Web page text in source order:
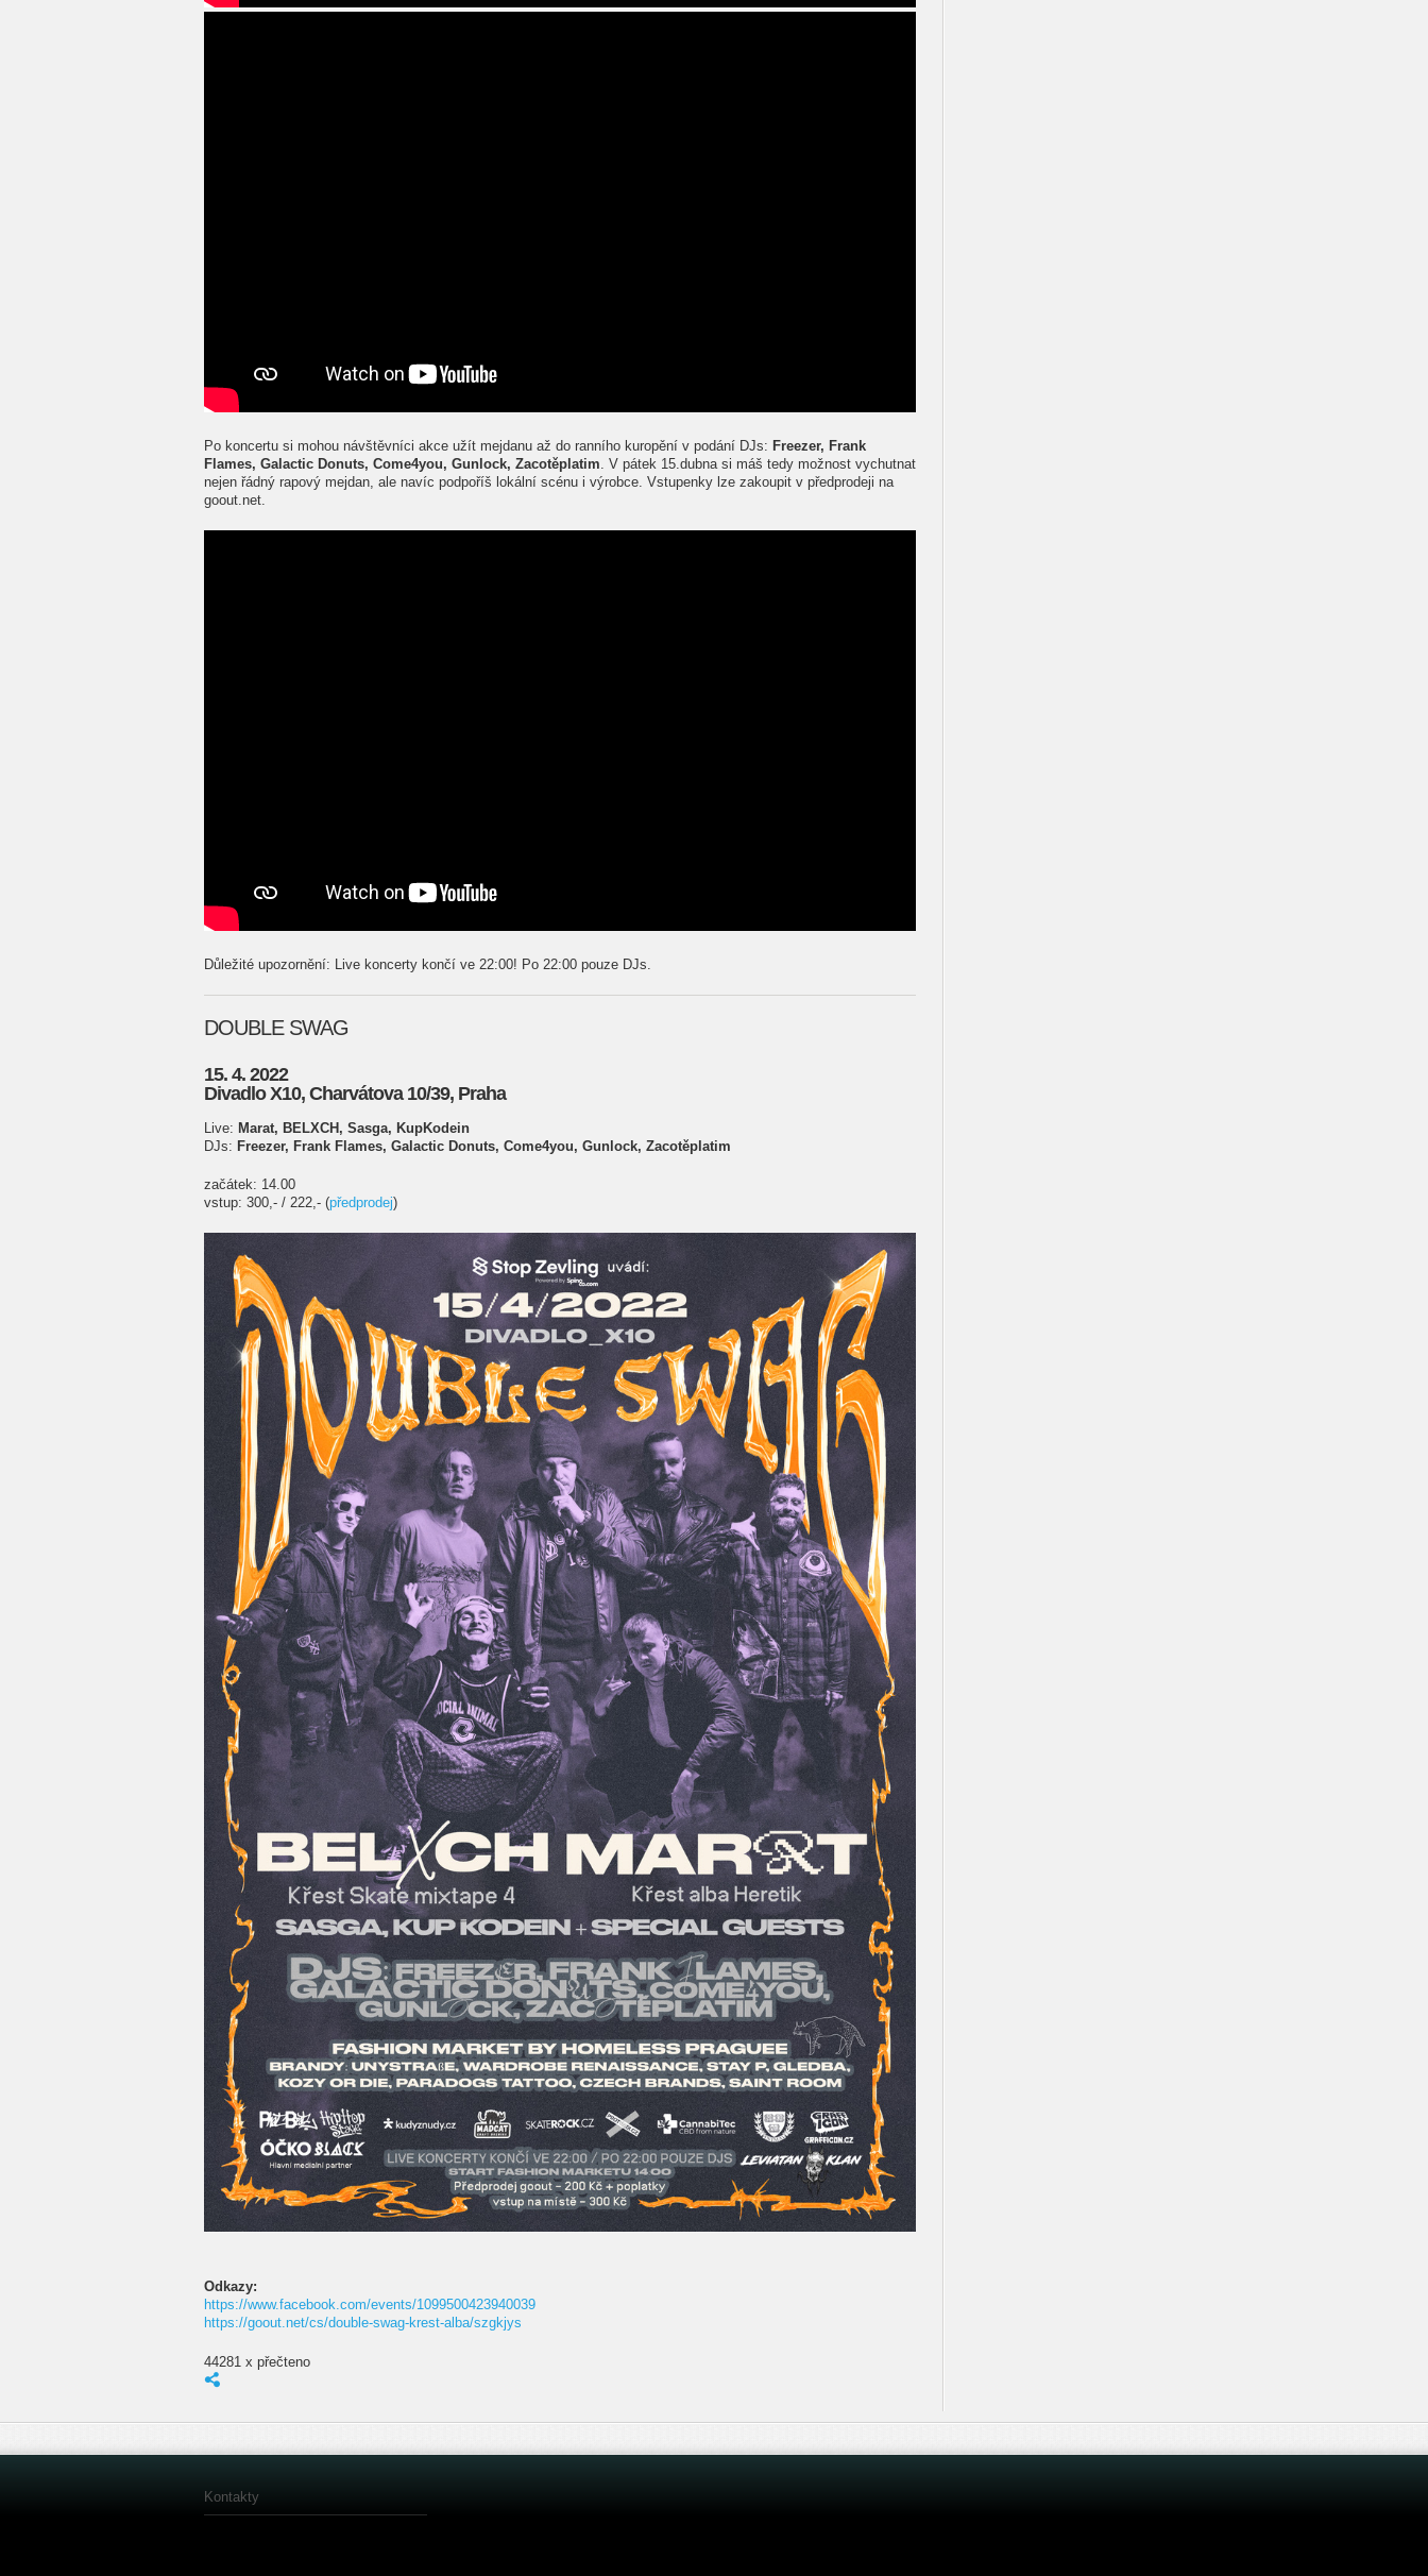
Po koncertu si mohou návštěvníci akce užít mejdanu až do ranního kuropění v podání DJs: Freezer, Frank
Flames, Galactic Donuts, Come4you, Gunlock, Zacotěplatim. V pátek 15.dubna si máš tedy možnost vychutnat
nejen řádný rapový mejdan, ale navíc podpoříš lokální scénu i výrobce. Vstupenky lze zakoupit v předprodeji na
goout.net.
Důležité upozornění: Live koncerty končí ve 22:00! Po 22:00 pouze DJs.
DOUBLE SWAG
15. 4. 2022
Divadlo X10, Charvátova 10/39, Praha
Live: Marat, BELXCH, Sasga, KupKodein
DJs: Freezer, Frank Flames, Galactic Donuts, Come4you, Gunlock, Zacotěplatim
začátek: 14.00
vstup: 300,- / 222,- (předprodej)
Odkazy:
https://www.facebook.com/events/1099500423940039
https://goout.net/cs/double-swag-krest-alba/szgkjys
44281 x přečteno
Kontakty